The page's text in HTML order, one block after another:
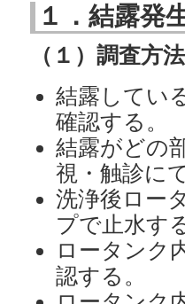
１．結露発
（１）調査方法
結露してい
確認する。
結露がどの
視・触診に
洗浄後ロー
プで止水す
ロータンク
認する。